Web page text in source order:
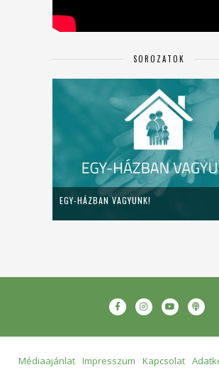
SOROZATOK
EGY-HÁZBAN VAGYUNK!
Médiaajánlat Impresszum Kapcsolat